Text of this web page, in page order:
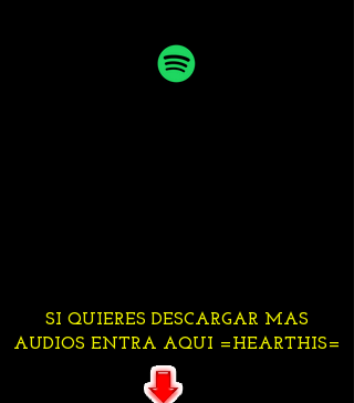
SI QUIERES DESCARGAR MAS
AUDIOS ENTRA AQUI =HEARTHIS=